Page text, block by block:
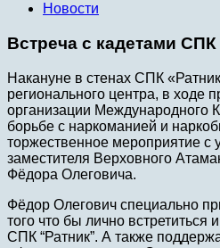
Новости
Встреча с кадетами СПК
Накануне в стенах СПК
регионального центра, в ходе
организации Международного
борьбе с наркоманией и
торжественное мероприятие с
заместителя Верховного
Фёдора Олеговича.
Фёдор Олегович специально
того что бы лично встретиться
СПК “Ратник”. А также